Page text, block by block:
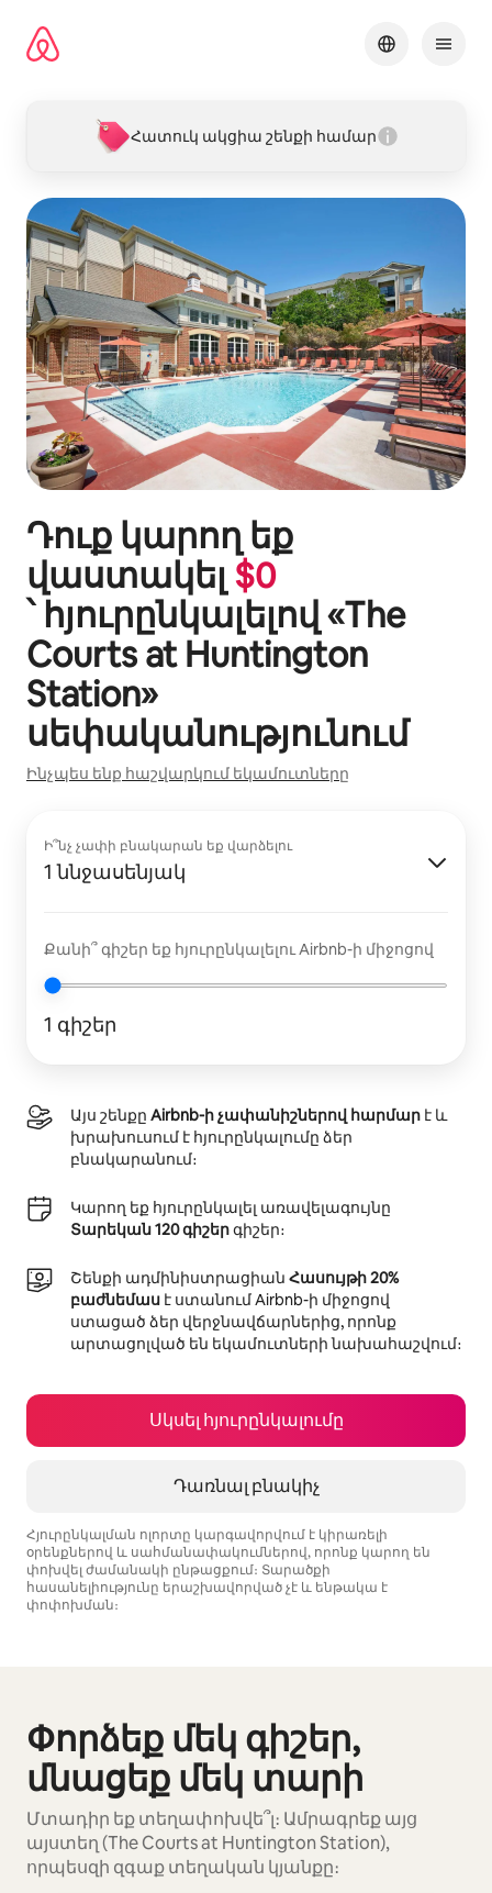
բովանդակությանը
Հատուկ ակցիա շենքի համար
Դուք կարող եք
վաստակել $0
՝ հյուրընկալելով «The
Courts at Huntington
Station»
սեփականությունում
Ինչպես ենք հաշվարկում եկամուտները
Ի՞նչ չափի բնակարան եք վարձելու
1 ննջասենյակ
Քանի՞ գիշեր եք հյուրընկալելու Airbnb-ի միջոցով
1 գիշեր
Այս շենքը Airbnb-ի չափանիշներով հարմար է և
խրախուսում է հյուրընկալումը ձեր
բնակարանում։
Կարող եք հյուրընկալել առավելագույնը
Տարեկան 120 գիշերգիշեր։
Շենքի ադմինիստրացիան Հասույթի 20%
բաժնեմաս է ստանում Airbnb-ի միջոցով
ստացած ձեր վերջնավճարներից, որոնք
արտացոլված են եկամուտների նախահաշվում։
Սկսել հյուրընկալումը
Դառնալ բնակիչ
Հյուրընկալման ոլորտը կարգավորվում է կիրառելի
օրենքներով և սահմանափակումներով, որոնք կարող են
փոխվել ժամանակի ընթացքում։ Տարածքի
հասանելիությունը երաշխավորված չէ և ենթակա է
փոփոխման։
Փորձեք մեկ գիշեր,
մնացեք մեկ տարի
Մտադիր եք տեղափոխվե՞լ։ Ամրագրեք այց
այստեղ (The Courts at Huntington Station),
որպեսզի զգաք տեղական կյանքը։
Ցուցադրվում է 0 տարր՝ 0-ից